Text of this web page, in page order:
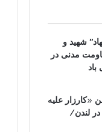
شهید و
مدنی در
«کارزار علیه
در لندن/